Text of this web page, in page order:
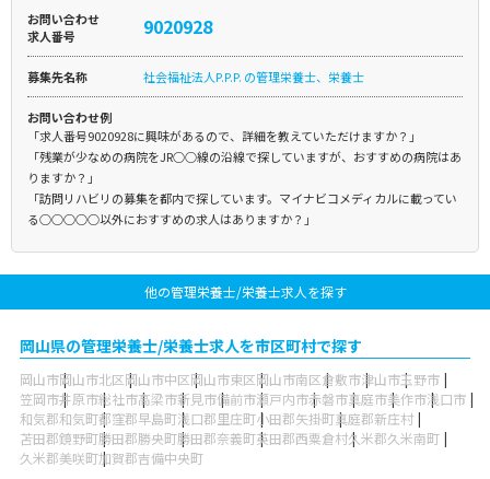
お問い合わせ
求人番号
9020928
募集先名称 社会福祉法人P.P.P. の管理栄養士、栄養士
お問い合わせ例
「求人番号9020928に興味があるので、詳細を教えていただけますか？」
「残業が少なめの病院をJR○○線の沿線で探していますが、おすすめの病院はあ
りますか？」
「訪問リハビリの募集を都内で探しています。マイナビコメディカルに載ってい
る○○○○○以外におすすめの求人はありますか？」
他の管理栄養士/栄養士求人を探す
岡山県の管理栄養士/栄養士求人を市区町村で探す
岡山市岡山市北区岡山市中区岡山市東区岡山市南区倉敷市津山市玉野市
笠岡市井原市総社市高梁市新見市備前市瀬戸内市赤磐市真庭市美作市浅口市
和気郡和気町都窪郡早島町浅口郡里庄町小田郡矢掛町真庭郡新庄村
苫田郡鏡野町勝田郡勝央町勝田郡奈義町英田郡西粟倉村久米郡久米南町
久米郡美咲町加賀郡吉備中央町